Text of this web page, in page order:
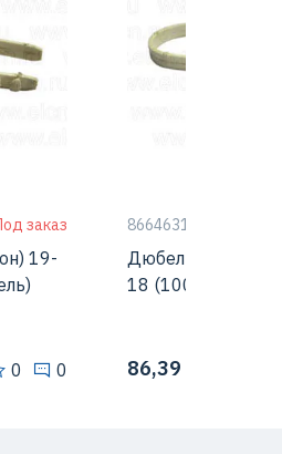
заказ
19-
0 0
86646317
Дюбель-хомут
18
86,39